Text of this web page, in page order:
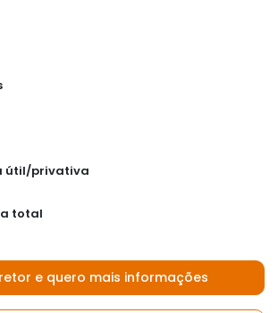
útil/privativa
total
e quero mais informações